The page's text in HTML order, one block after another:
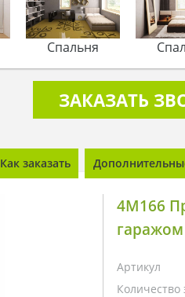
Спальня
ЗАКАЗАТЬ
Как заказать
4M166
Артикул
Количество